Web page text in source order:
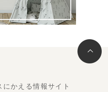
かえる情報サイト